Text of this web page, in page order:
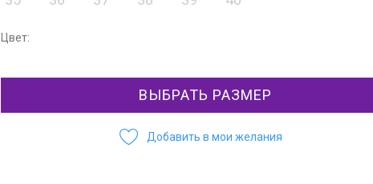
Цвет:
ВЫБРАТЬ РАЗМЕР
Добавить в мои желания